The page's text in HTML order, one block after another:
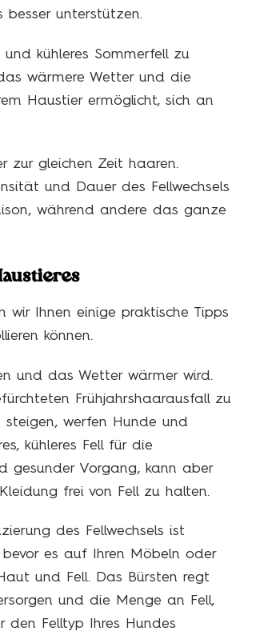
besser unterstützen.
kühleres Sommerfell zu
wärmere Wetter und die
Haustier ermöglicht, sich an
zur gleichen Zeit haaren.
und Dauer des Fellwechsels
während andere das ganze
wir Ihnen einige praktische Tipps
können.
und das Wetter wärmer wird.
Frühjahrshaarausfall zu
steigen, werfen Hunde und
kühleres Fell für die
gesunder Vorgang, kann aber
frei von Fell zu halten.
des Fellwechsels ist
es auf Ihren Möbeln oder
und Fell. Das Bürsten regt
und die Menge an Fell,
den Felltyp Ihres Hundes